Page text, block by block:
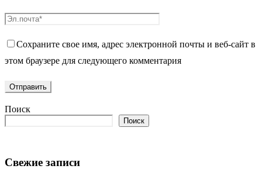
Сохраните свое имя, адрес электронной почты и веб-сайт в
этом браузере для следующего комментария
Поиск
Поиск
Свежие записи